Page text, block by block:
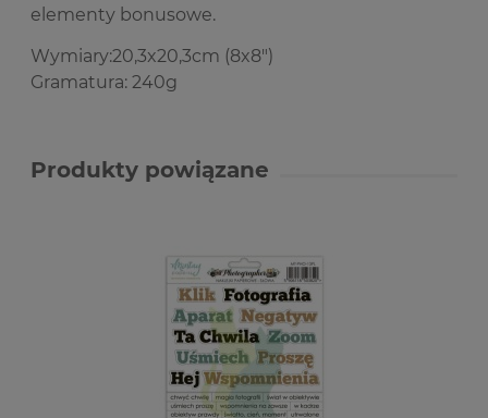
elementy bonusowe.
Wymiary:20,3x20,3cm (8x8")
Gramatura: 240g
Produkty powiązane